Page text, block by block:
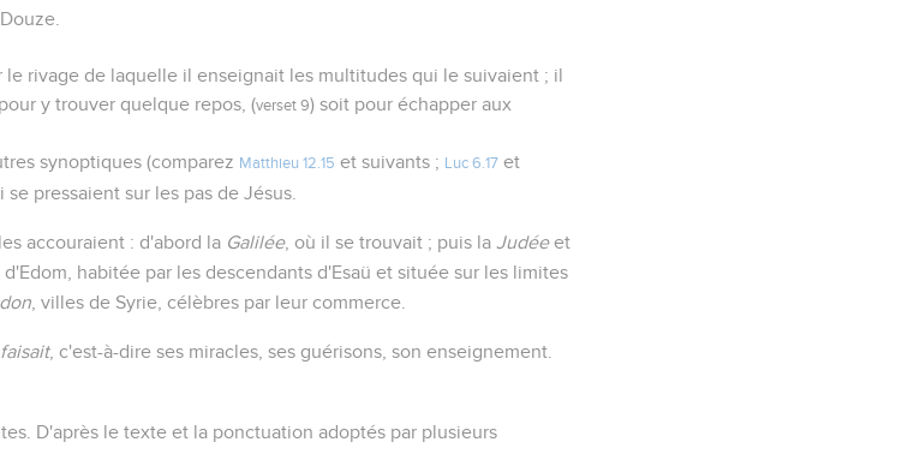
le rivage de laquelle il enseignait les multitudes qui le suivaient ; il
y trouver quelque repos, (verset 9) soit pour échapper aux
synoptiques (comparez Matthieu 12.15 et suivants ; Luc 6.17 et
pressaient sur les pas de Jésus.
accouraient : d'abord la Galilée, où il se trouvait ; puis la Judéeet
d'Edom, habitée par les descendants d'Esaü et située sur les limites
, villes de Syrie, célèbres par leur commerce.
, c'est-à-dire ses miracles, ses guérisons, son enseignement.
D'après le texte et la ponctuation adoptés par plusieurs